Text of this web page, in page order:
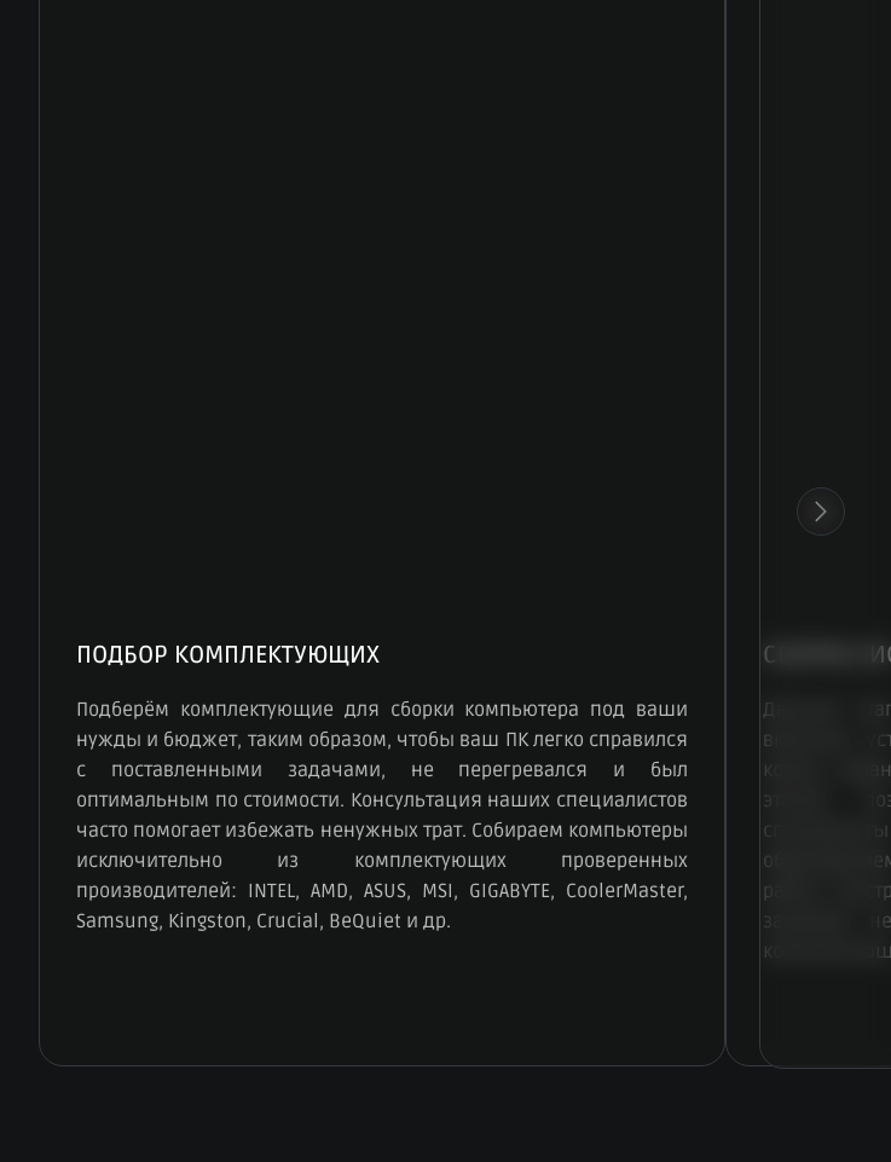
ПОДБОР КОМПЛЕКТУЮЩИХ
Подберём комплектующие для сборки компьютера под ваши
нужды и бюджет, таким образом, чтобы ваш ПК легко справился
с поставленными задачами, не перегревался и был
оптимальным по стоимости. Консультация наших специалистов
часто помогает избежать ненужных трат. Собираем компьютеры
исключительно из комплектующих проверенных
производителей: INTEL, AMD, ASUS, MSI, GIGABYTE, CoolerMaster,
Samsung, Kingston, Crucial, BeQuiet и др.
СБОРКА
Данный
включает
корпус,
этапов,
работу
занимает